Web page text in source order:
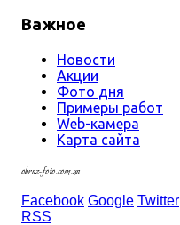
Важное
Новости
Акции
Фото дня
Примеры работ
Web-камера
Карта сайта
obraz-foto.com.ua
Facebook Google Twitter
RSS